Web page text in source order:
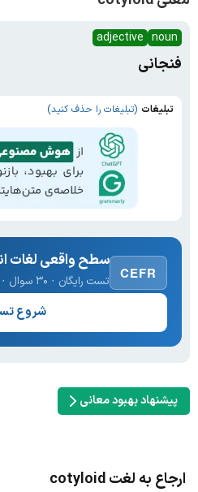
noun
adjective
فنجانی
تبلیغات (تبلیغات را حذف کنید)
CEFR
سطح واقعی لغات
تست رایگان · ۳۰ سوال · نتیجه فوری
شروع
پیشنهاد بهبود معانی
ارجاع به لغت cotyloid